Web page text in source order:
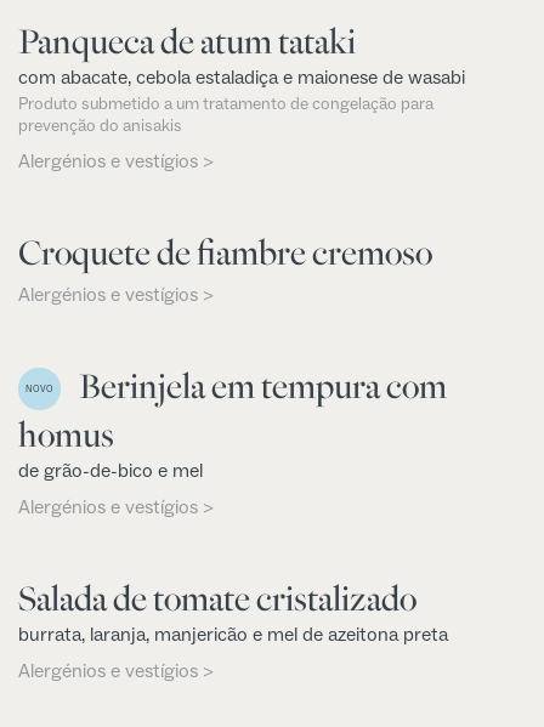
Panqueca de atum tataki
com abacate, cebola estaladiça e maionese de wasabi
Produto submetido a um tratamento de congelação para
prevenção do anisakis
Alergénios e vestígios >
Croquete de fiambre cremoso
Alergénios e vestígios >
NOVO
Berinjela em tempura com
homus
de grão-de-bico e mel
Alergénios e vestígios >
Salada de tomate cristalizado
burrata, laranja, manjericão e mel de azeitona preta
Alergénios e vestígios >